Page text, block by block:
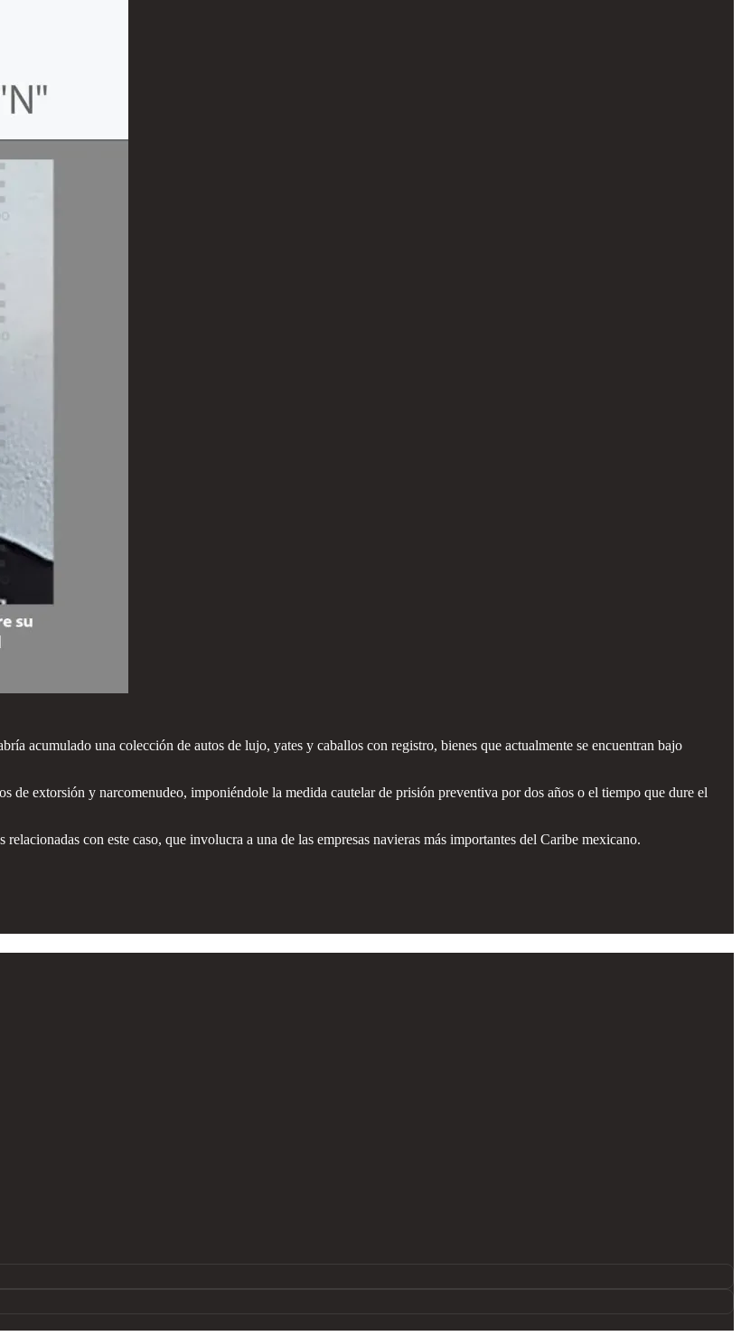
acumulado una colección de autos de lujo, yates y caballos con registro, bienes que actualmente se encuentran bajo
extorsión y narcomenudeo, imponiéndole la medida cautelar de prisión preventiva por dos años o el tiempo que dure el
con este caso, que involucra a una de las empresas navieras más importantes del Caribe mexicano.